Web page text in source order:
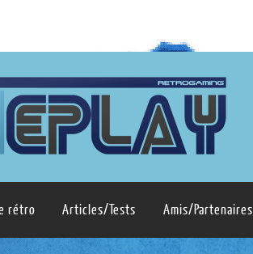
rétro Articles/Tests Amis/Partenaires